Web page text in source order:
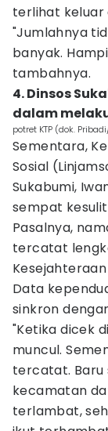
terlihat keluar
"Jumlahnya
banyak.
tambahnya.
4. Dinsos
dalam
potret KTP (dok.
Sementara,
Sosial
Sukabumi,
sempat
Pasalnya,
tercatat
Data
sinkron
"Ketika dicek
muncul.
tercatat. Baru
kecamatan
terlambat,